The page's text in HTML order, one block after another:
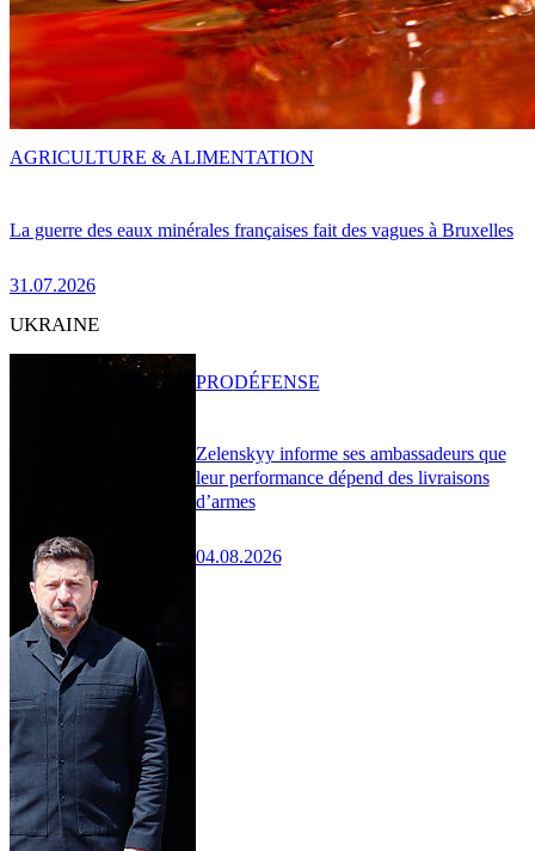
La guerre des eaux minérales françaises fait des vagues à Bruxelles
31.07.2026
AGRICULTURE & ALIMENTATION
UKRAINE
Zelenskyy informe ses ambassadeurs que
leur performance dépend des livraisons
d’armes
04.08.2026
PRODÉFENSE